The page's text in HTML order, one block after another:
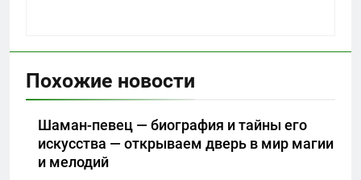
Похожие новости
Шаман-певец — биография и тайны его
искусства — открываем дверь в мир магии
и мелодий